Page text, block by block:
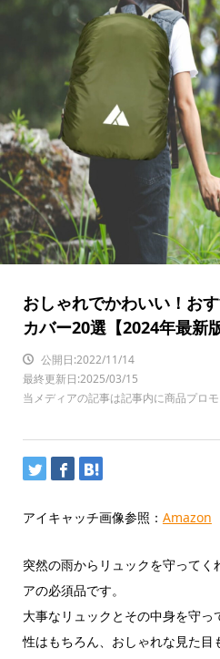
おしゃれでかわいい！お
カバー20選【2024年最新
公開日:2022/11/14
最終更新日:2025/03/15
当メディアの記事は記事内に商品プロ
アイキャッチ画像参照： Amazon
突然の雨からリュックを守ってく
アの必須品です。
大事なリュックとその中身を守
性はもちろん、おしゃれな見た目